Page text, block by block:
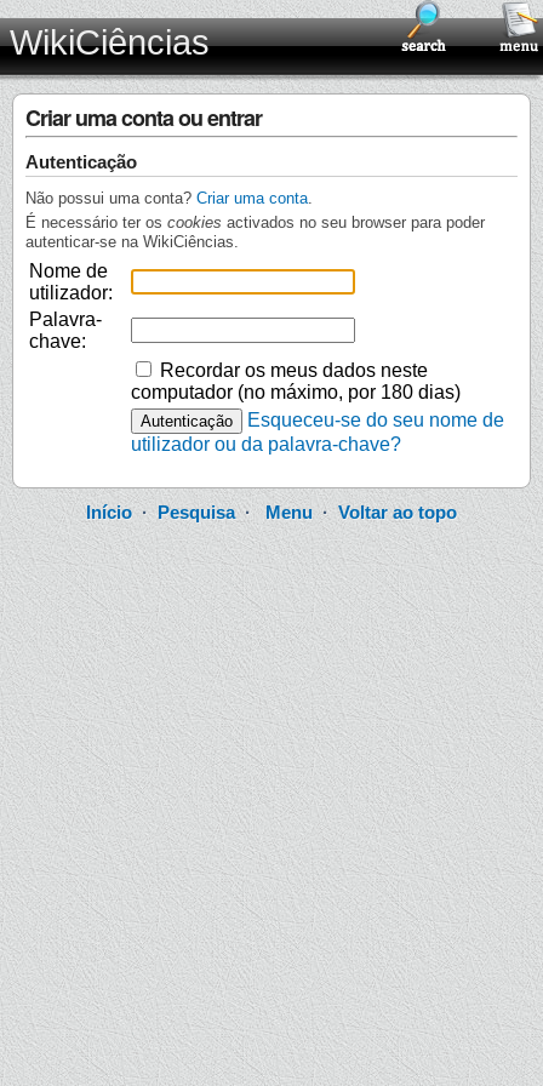
WikiCiências
Criar uma conta ou entrar
Autenticação
Não possui uma conta? Criar uma conta
É necessário ter os cookies activados no seu browser para poder
autenticar-se na WikiCiências.
Nome de
utilizador:
Palavra-
chave:
Recordar os meus dados neste
computador (no máximo, por 180 dias)
Esqueceu-se do seu nome de
utilizador ou da palavra-chave?
Início· Pesquisa·Menu ·Voltar ao topo